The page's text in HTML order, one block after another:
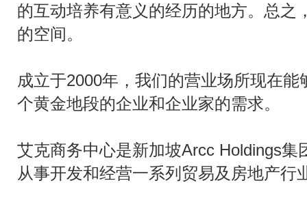
的互动培养有意义的经历的地方。总之
的空间。
成立于2000年，我们的营业场所现在
个黄金地段的企业和企业家的需求。
艾克商务中心是新加坡Arcc Holdings集
从事开发和经营一系列贸易及房地产行